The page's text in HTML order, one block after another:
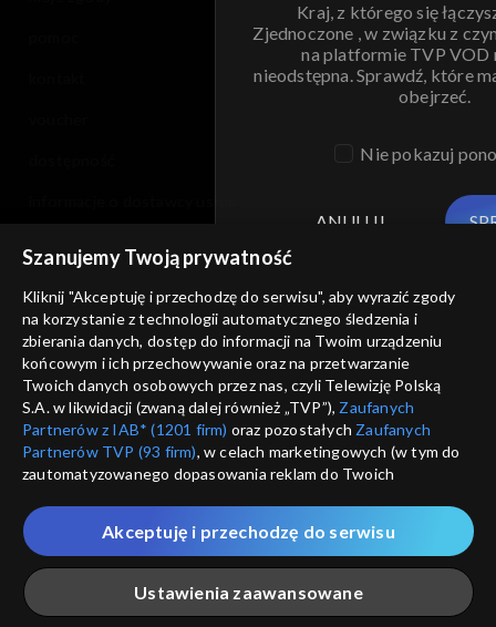
Kraj, z którego się
Zjednoczone , w związku z
na platformie TVP VOD
nieodstępna. Sprawdź, które
obejrzeć.
Nie pokazuj
ANULUJ
Szanujemy Twoją prywatność
Kliknij "Akceptuję i przechodzę do serwisu", aby wyrazić zgody
na korzystanie z technologii automatycznego śledzenia i
zbierania danych, dostęp do informacji na Twoim urządzeniu
końcowym i ich przechowywanie oraz na przetwarzanie
Twoich danych osobowych przez nas, czyli Telewizję Polską
S.A. w likwidacji (zwaną dalej również „TVP”), Zaufanych
Partnerów z IAB* (1201 firm) oraz pozostałych Zaufanych
Partnerów TVP (93 firm), w celach marketingowych (w tym do
zautomatyzowanego dopasowania reklam do Twoich
które wskazujemy poniżej, a także zgody na udostępnianie
przez nas identyfikatora PPID do Google.
Twoje dane osobowe zbierane podczas odwiedzania przez
Ciebie naszych
poszczególnych serwisówzwanych dalej
„Portalem”, w tym informacje zapisywane za pomocą
Ustawienia zaawansowane
Akceptuję i przechodzę do serwisu